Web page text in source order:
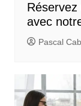
avec
Pascal